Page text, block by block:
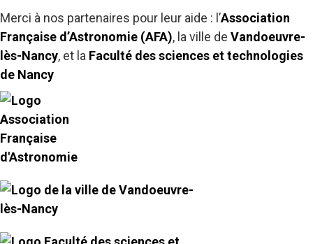
Merci à nos partenaires pour leur aide : l’Association
Française d’Astronomie (AFA), la ville de Vandoeuvre-
lès-Nancy, et la Faculté des sciences et technologies
de Nancy